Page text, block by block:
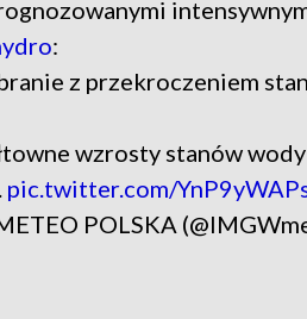
:
z przekroczeniem
wzrosty stanów
pic.twitter.com/
POLSKA